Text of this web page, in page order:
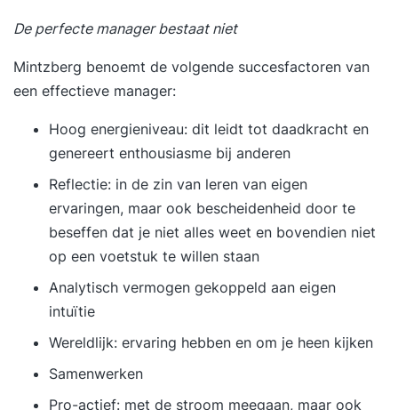
training en opstellen van een persoonlijk
Je training in 3 stappen Stap 1. Je start met een
persoonlijke intake Voorafgaand aan de training
vul je een online intake in. Wil je liever je
persoonlijke leerdoelen toelichten? Dan plannen
we graag een telefonisch intakegesprek met je in.
Op basis van je leerdoelen, achtergrond en
aandachtspunten plaatsen we je in een
trainingsgroep met vergelijkbare professionals.
en ontwikkelbehoefte. Stap 2. Je volgt een
inspirerende en praktijkgerichte training De
tweedaagse training Timemanagement wordt
verspreid over twee weken gegeven. De
De perfecte manager bestaat niet
Mintzberg benoemt de volgende succesfactoren van
een effectieve manager:
Hoog energieniveau: dit leidt tot daadkracht en
genereert enthousiasme bij anderen
Reflectie: in de zin van leren van eigen
ervaringen, maar ook bescheidenheid door te
beseffen dat je niet alles weet en bovendien niet
op een voetstuk te willen staan
Analytisch vermogen gekoppeld aan eigen
intuïtie
Wereldlijk: ervaring hebben en om je heen kijken
Samenwerken
Pro-actief: met de stroom meegaan, maar ook